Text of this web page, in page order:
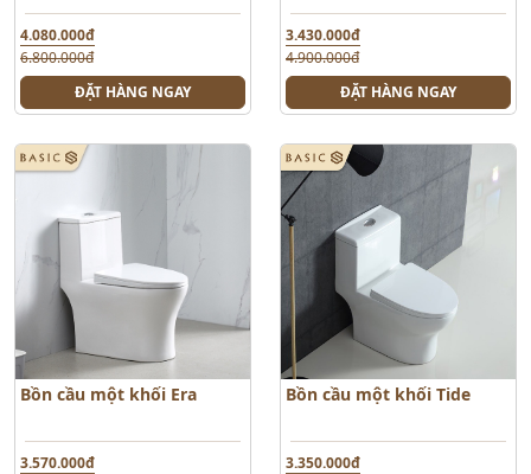
4.080.000đ
6.800.000đ
ĐẶT HÀNG NGAY
3.430.000đ
4.900.000đ
ĐẶT HÀNG NGAY
Bồn cầu một khối Era
3.570.000đ
Bồn cầu một khối Tide
3.350.000đ